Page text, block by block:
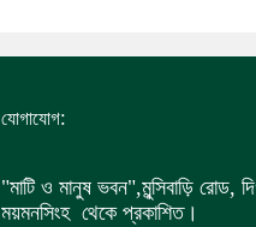
যোগাযোগ:
"মাটি ও মানুষ ভবন",মুন্সিবাড়ি রোড,
ময়মনসিংহ থেকে প্রকাশিত।